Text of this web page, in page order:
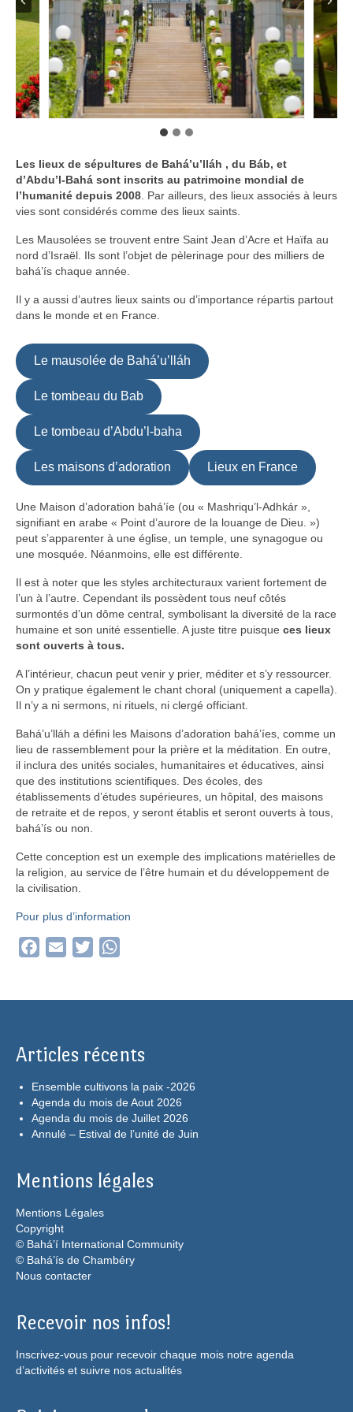
Les lieux de sépultures de Bahá’u’lláh , du Báb, et
d’Abdu’l-Bahá sont inscrits au patrimoine mondial de
l’humanité depuis 2008 . Par ailleurs, des lieux associés à leurs
vies sont considérés comme des lieux saints.
Les Mausolées se trouvent entre Saint Jean d’Acre et Haïfa au
nord d’Israël. Ils sont l’objet de pèlerinage pour des milliers de
bahá’ís chaque année.
Il y a aussi d’autres lieux saints ou d’importance répartis partout
dans le monde et en France.
Le mausolée de Bahá’u’lláh
Le tombeau du Bab
Le tombeau d’Abdu’l-baha
Les maisons d’adoration Lieux en France
Une Maison d’adoration bahá’íe (ou « Mashriqu’l-Adhkár »,
signifiant en arabe « Point d’aurore de la louange de Dieu. »)
peut s’apparenter à une église, un temple, une synagogue ou
une mosquée. Néanmoins, elle est différente.
Il est à noter que les styles architecturaux varient fortement de
l’un à l’autre. Cependant ils possèdent tous neuf côtés
surmontés d’un dôme central, symbolisant la diversité de la race
humaine et son unité essentielle. A juste titre puisque ces lieux
sont ouverts à tous.
A l’intérieur, chacun peut venir y prier, méditer et s’y ressourcer.
On y pratique également le chant choral (uniquement a capella).
Il n’y a ni sermons, ni rituels, ni clergé officiant.
Bahá’u’lláh a défini les Maisons d’adoration bahá’íes, comme un
lieu de rassemblement pour la prière et la méditation. En outre,
il inclura des unités sociales, humanitaires et éducatives, ainsi
que des institutions scientifiques. Des écoles, des
établissements d’études supérieures, un hôpital, des maisons
de retraite et de repos, y seront établis et seront ouverts à tous,
bahá’ís ou non.
Cette conception est un exemple des implications matérielles de
la religion, au service de l’être humain et du développement de
la civilisation.
Pour plus d’information
Facebook
Email Twitter
Articles récents
Ensemble cultivons la paix -2026
Agenda du mois de Aout 2026
Agenda du mois de Juillet 2026
Annulé – Estival de l’unité de Juin
Mentions légales
Mentions Légales
Copyright
© Bahá’í International Community
© Bahá’ís de Chambéry
Nous contacter
Recevoir nos infos!
Inscrivez-vous pour recevoir chaque mois notre agenda
d’activités et suivre nos actualités